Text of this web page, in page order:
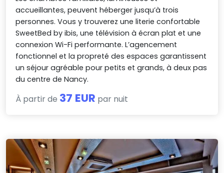
accueillantes, peuvent héberger jusqu’à trois
personnes. Vous y trouverez une literie confortable
SweetBed by ibis, une télévision à écran plat et une
connexion Wi-Fi performante. L’agencement
fonctionnel et la propreté des espaces garantissent
un séjour agréable pour petits et grands, à deux pas
du centre de Nancy.
À partir de 37 EUR par nuit